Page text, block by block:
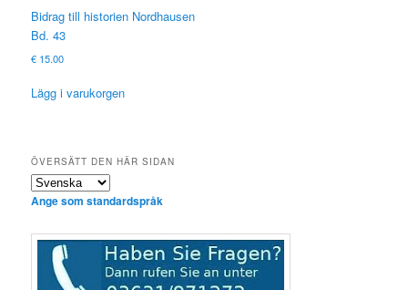
Bidrag till historien Nordhausen
Bd. 43
€ 15.00
Lägg i varukorgen
ÖVERSÄTT DEN HÄR SIDAN
Ange som standardspråk